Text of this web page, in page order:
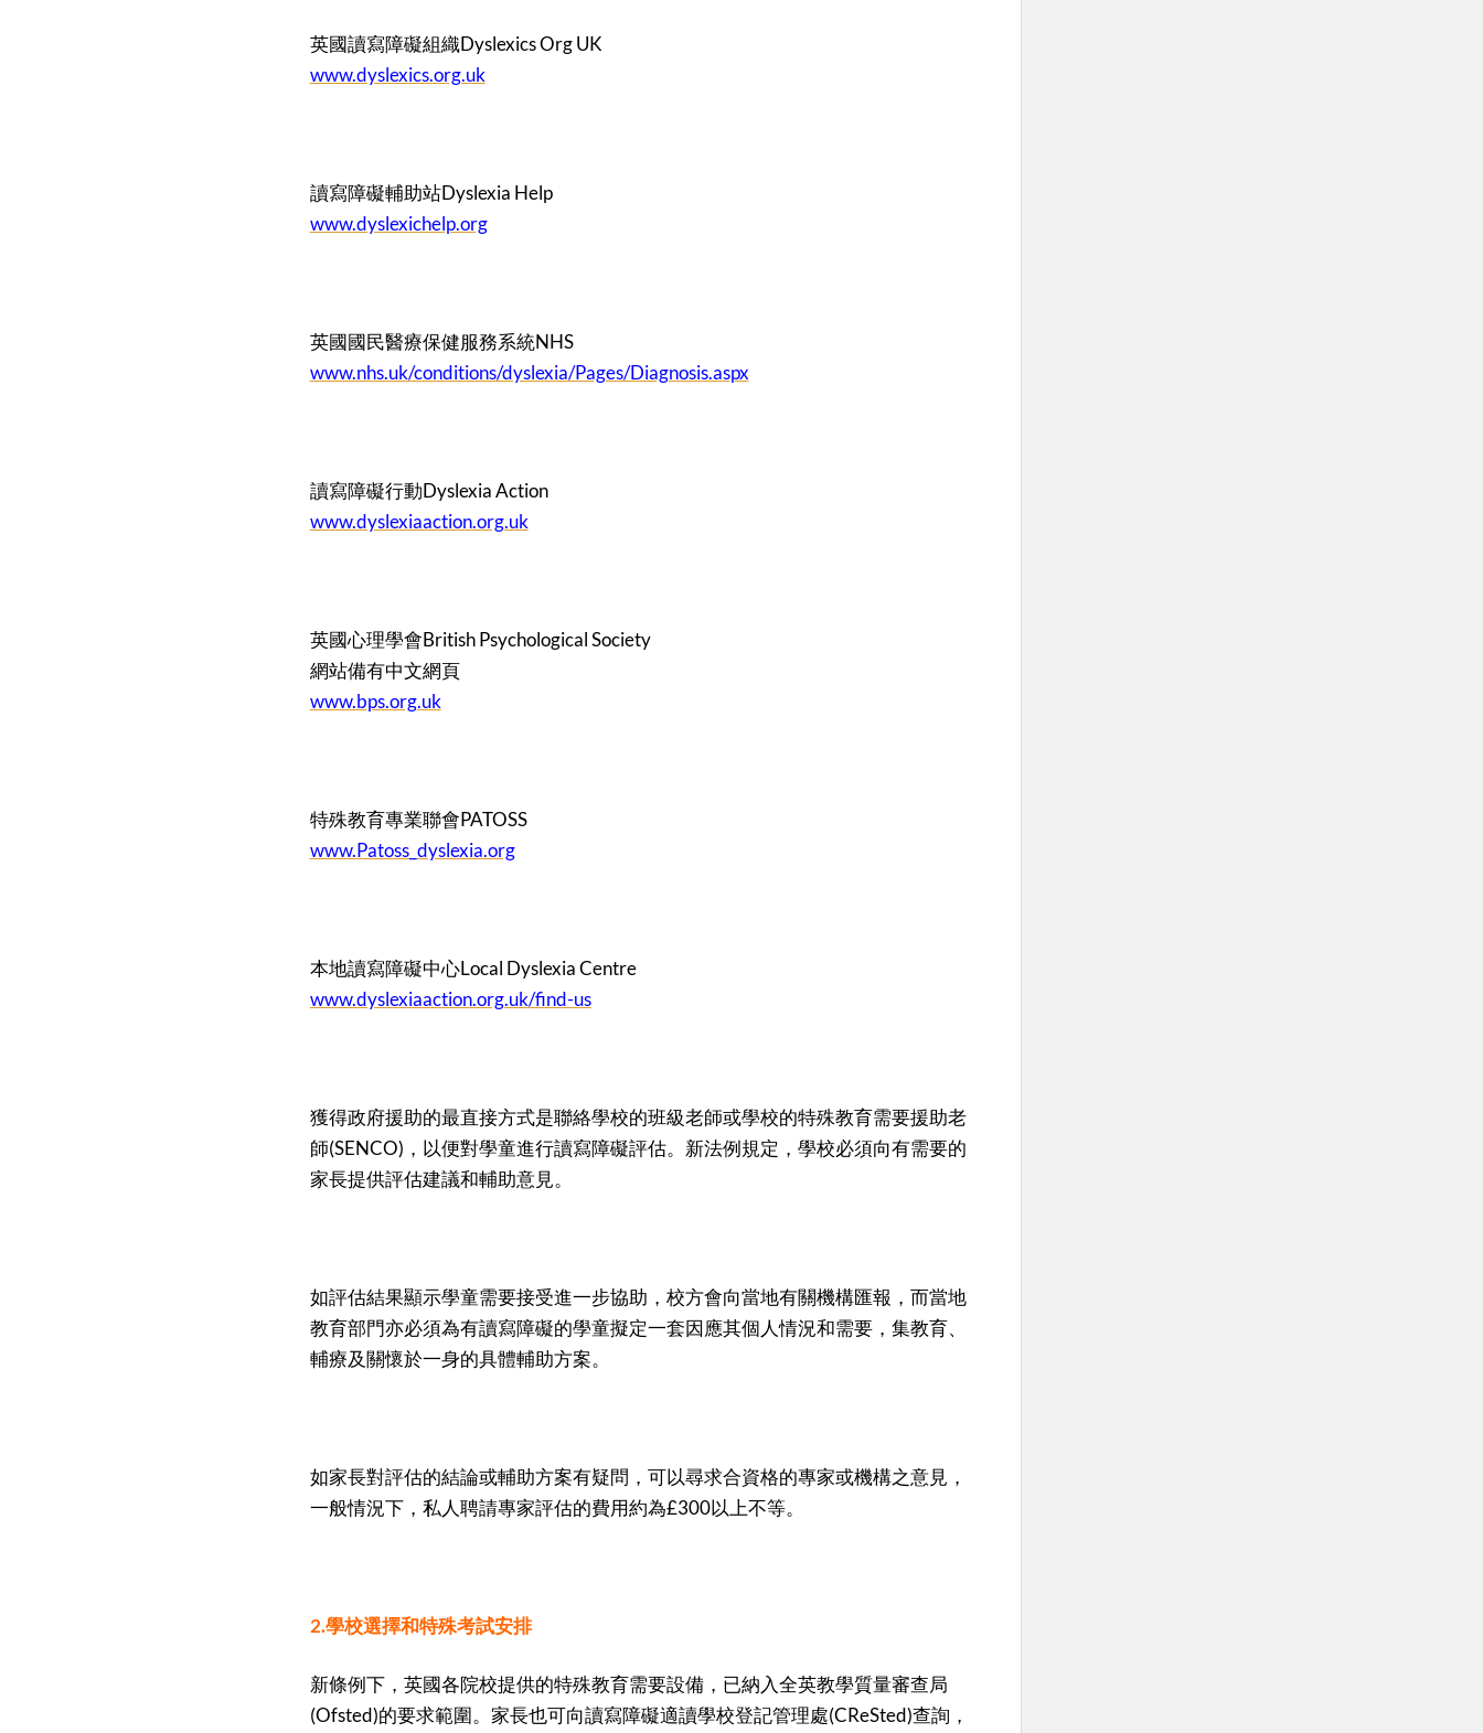
英國讀寫障礙組織Dyslexics Org UK
www.dyslexics.org.uk
讀寫障礙輔助站Dyslexia Help
www.dyslexichelp.org
英國國民醫療保健服務系統NHS
www.nhs.uk/conditions/dyslexia/Pages/Diagnosis.aspx
讀寫障礙行動Dyslexia Action
www.dyslexiaaction.org.uk
英國心理學會British Psychological Society
網站備有中文網頁
www.bps.org.uk
特殊教育專業聯會PATOSS
www.Patoss_dyslexia.org
本地讀寫障礙中心Local Dyslexia Centre
www.dyslexiaaction.org.uk/find-us
獲得政府援助的最直接方式是聯絡學校的班級老師或學校的特殊教育需要援助老
師(SENCO)，以便對學童進行讀寫障礙評估。新法例規定，學校必須向有需要的
家長提供評估建議和輔助意見。
如評估結果顯示學童需要接受進一步協助，校方會向當地有關機構匯報，而當地
教育部門亦必須為有讀寫障礙的學童擬定一套因應其個人情況和需要，集教育、
輔療及關懷於一身的具體輔助方案。
如家長對評估的結論或輔助方案有疑問，可以尋求合資格的專家或機構之意見，
一般情況下，私人聘請專家評估的費用約為£300以上不等。
2.學校選擇和特殊考試安排
新條例下，英國各院校提供的特殊教育需要設備，已納入全英教學質量審查局
(Ofsted)的要求範圍。家長也可向讀寫障礙適讀學校登記管理處(CReSted)查詢，